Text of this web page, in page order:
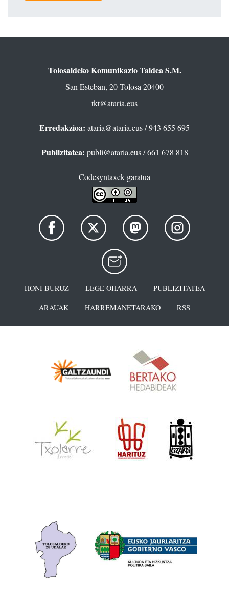
Tolosaldeko Komunikazio Taldea S.M.
San Esteban, 20 Tolosa 20400
tkt@ataria.eus
Erredakzioa: ataria@ataria.eus/ 943 655 695
Publizitatea: publi@ataria.eus/ 661 678 818
Codesyntaxek garatua
HONI BURUZ LEGE OHARRA
PUBLIZITATEA
ARAUAK
HARREMANETARAKO RSS